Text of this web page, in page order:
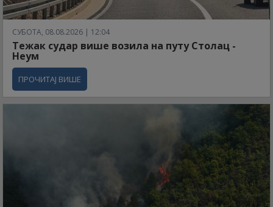
СУБОТА, 08.08.2026 | 12:04
Тежак судар више возила на путу Столац -
Неум
ПРОЧИТАЈ ВИШЕ